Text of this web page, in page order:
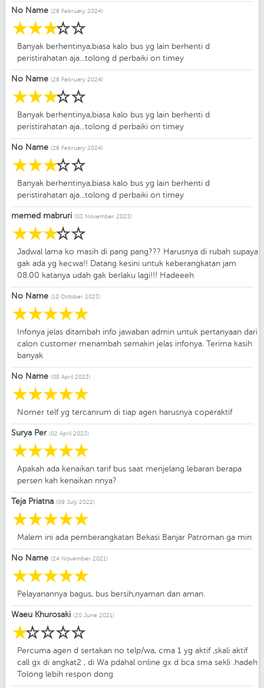
No Name (26 February 2024)
☆
☆
☆
☆
☆
Banyak berhentinya,biasa kalo bus yg lain berhenti d
peristirahatan aja...tolong d perbaiki on timey
No Name (26 February 2024)
☆
☆
☆
☆
☆
Banyak berhentinya,biasa kalo bus yg lain berhenti d
peristirahatan aja...tolong d perbaiki on timey
No Name (26 February 2024)
☆
☆
☆
☆
☆
Banyak berhentinya,biasa kalo bus yg lain berhenti d
peristirahatan aja...tolong d perbaiki on timey
memed mabruri (03 November 2023)
☆
☆
☆
☆
☆
Jadwal lama ko masih di pang pang??? Harusnya di rubah supaya
gak ada yg kecwa!! Datang kesini untuk keberangkatan jam
08.00 katanya udah gak berlaku lagi!!! Hadeeeh
No Name (10 October 2023)
☆
☆
☆
☆
☆
Infonya jelas ditambah info jawaban admin untuk pertanyaan dari
calon customer menambah semakin jelas infonya. Terima kasih
banyak
No Name (08 April 2023)
☆
☆
☆
☆
☆
Nomer telf yg tercanrum di tiap agen harusnya coperaktif
Surya Per (02 April 2023)
☆
☆
☆
☆
☆
Apakah ada kenaikan tarif bus saat menjelang lebaran berapa
persen kah kenaikan nnya?
Teja Priatna (09 July 2022)
☆
☆
☆
☆
☆
Malem ini ada pemberangkatan Bekasi Banjar Patroman ga min
No Name (24 November 2021)
☆
☆
☆
☆
☆
Pelayanannya bagus, bus bersih,nyaman dan aman.
Waeu Khurosaki (20 June 2021)
☆
☆
☆
☆
☆
Percuma agen d sertakan no telp/wa, cma 1 yg aktif ,skali aktif
call gx di angkat2 , di Wa pdahal online gx d bca sma sekli .hadeh
Tolong lebih respon dong